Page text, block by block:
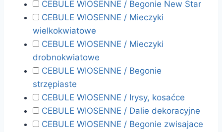
CEBULE WIOSENNE / Begonie New Star
CEBULE WIOSENNE / Mieczyki
wielkokwiatowe
CEBULE WIOSENNE / Mieczyki
drobnokwiatowe
CEBULE WIOSENNE / Begonie
strzępiaste
CEBULE WIOSENNE / Irysy, kosaćce
CEBULE WIOSENNE / Dalie dekoracyjne
CEBULE WIOSENNE / Begonie zwisajace